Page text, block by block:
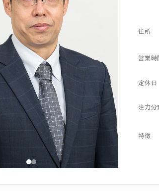
住所
営業時
定休日
注力分
特徴